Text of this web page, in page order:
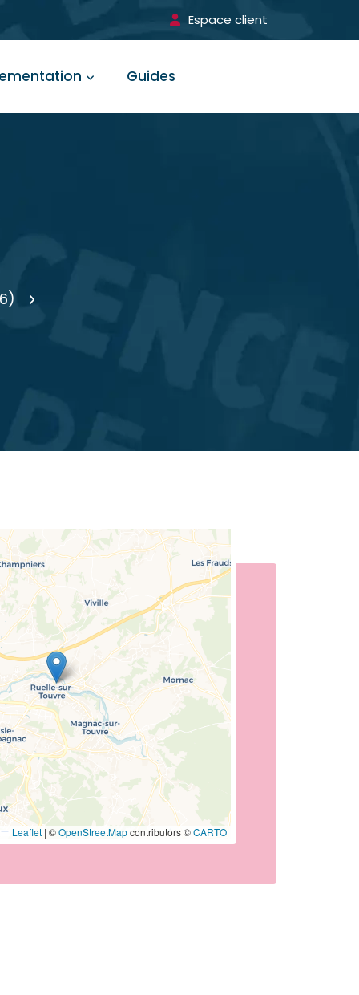
Espace client
Guides
Leaflet | ©OpenStreetMapcontributors ©CARTO